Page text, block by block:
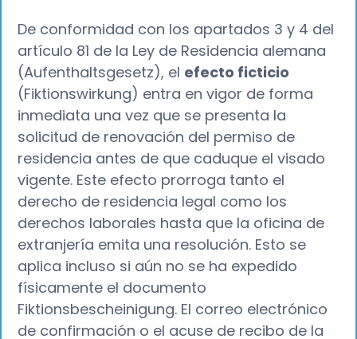
De conformidad con los apartados 3 y 4 del
artículo 81 de la Ley de Residencia alemana
(Aufenthaltsgesetz), el efecto ficticio
(Fiktionswirkung) entra en vigor de forma
inmediata una vez que se presenta la
solicitud de renovación del permiso de
residencia antes de que caduque el visado
vigente. Este efecto prorroga tanto el
derecho de residencia legal como los
derechos laborales hasta que la oficina de
extranjería emita una resolución. Esto se
aplica incluso si aún no se ha expedido
físicamente el documento
Fiktionsbescheinigung. El correo electrónico
de confirmación o el acuse de recibo de la